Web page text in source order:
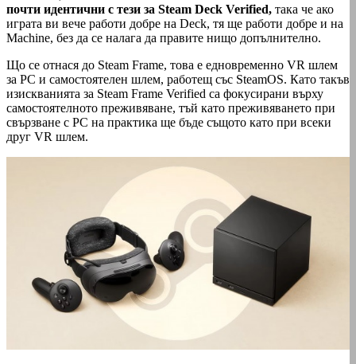
почти идентични с тези за Steam Deck Verified, така че ако
играта ви вече работи добре на Deck, тя ще работи добре и на
Machine, без да се налага да правите нищо допълнително.
Що се отнася до Steam Frame, това е едновременно VR шлем
за PC и самостоятелен шлем, работещ със SteamOS. Като такъв
изискванията за Steam Frame Verified са фокусирани върху
самостоятелното преживяване, тъй като преживяването при
свързване с PC на практика ще бъде същото като при всеки
друг VR шлем.